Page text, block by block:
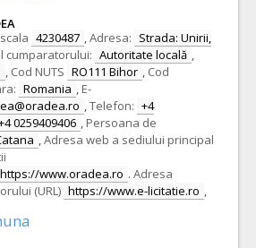
4230487 ,Adresa: Strada: Unirii,
cumparatorului: Autoritate locală ,
, Cod NUTS RO111 Bihor , Cod
Romania , E-
,Telefon: +4
0259409406 , Persoana de
,Adresa web a sediului principal
https://www.oradea.ro . Adresa
(URL) https://www.e-licitatie.ro ,